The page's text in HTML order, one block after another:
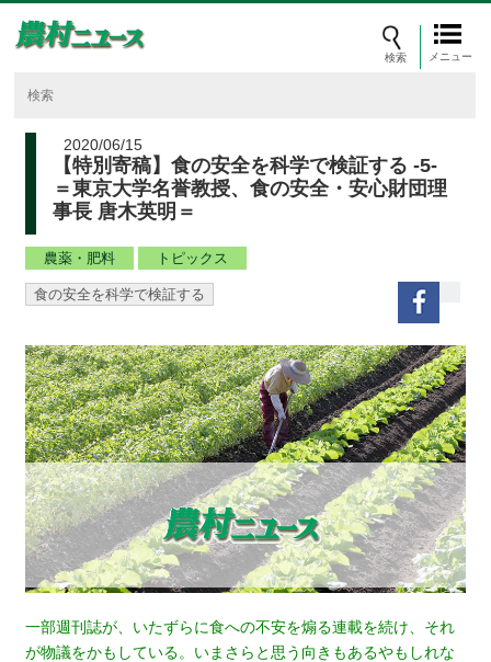
メニュー
2020/06/15
【特別寄稿】食の安全を科学で検証する ‐5‐
＝東京大学名誉教授、食の安全・安心財団理
事長 唐木英明＝
農薬・肥料 トピックス
食の安全を科学で検証する
一部週刊誌が、いたずらに食への不安を煽る連載を続け、それ
が物議をかもしている。いまさらと思う向きもあるやもしれな